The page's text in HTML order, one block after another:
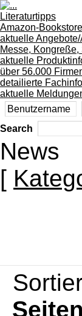
Literaturtipps
Amazon-Bookstore
aktuelle
Messe, Kongreße,
aktuelle
über 56.000
detailierte
aktuelle
Search
News
[